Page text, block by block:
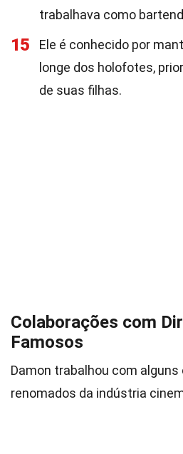
trabalhava como
15
Ele é conhecido por
longe dos holofotes,
de suas filhas.
Colaborações com
Famosos
Damon trabalhou com
renomados da indústria